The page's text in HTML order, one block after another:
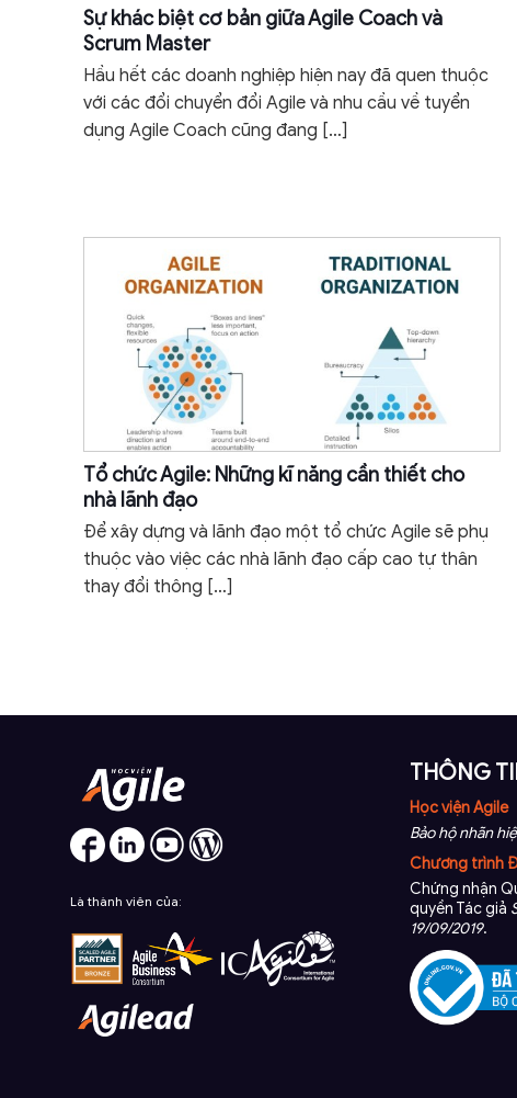
Sự khác biệt cơ bản giữa Agile Coach và
Scrum Master
Hầu hết các doanh nghiệp hiện nay đã quen thuộc
với các đổi chuyển đổi Agile và nhu cầu về tuyển
dụng Agile Coach cũng đang […]
Tổ chức Agile: Những kĩ năng cần thiết cho
nhà lãnh đạo
Để xây dựng và lãnh đạo một tổ chức Agile sẽ phụ
thuộc vào việc các nhà lãnh đạo cấp cao tự thân
thay đổi thông […]
Là thành viên của:
THÔNG
Học viện Agile
Bảo hộ nhãn
Chương trình
Chứng nhận
quyền Tác giả
19/09/2019.